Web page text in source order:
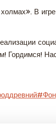
В
Гордимся!